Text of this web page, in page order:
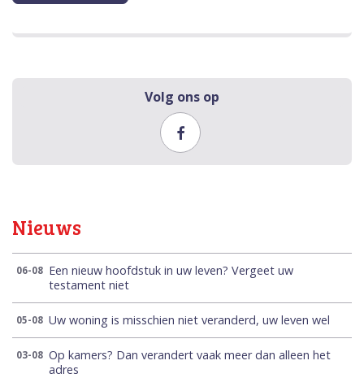
Volg ons op
Nieuws
06-08 Een nieuw hoofdstuk in uw leven? Vergeet uw
testament niet
05-08 Uw woning is misschien niet veranderd, uw leven wel
03-08 Op kamers? Dan verandert vaak meer dan alleen het
adres